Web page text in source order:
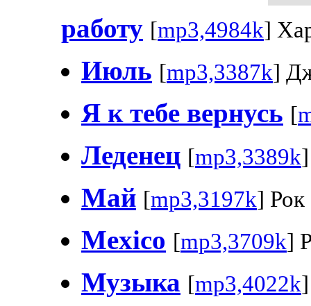
работу [mp3,4984k]
Июль [mp3,3387k]
Я к тебе вернусь [
Леденец [mp3,3389k
Май [mp3,3197k] Рок
Mexico [mp3,3709k]
Музыка [mp3,4022k